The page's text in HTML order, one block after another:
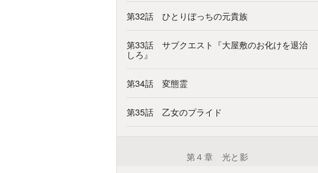
第32話 ひとりぼっちの元貴族
第33話 サブクエスト『大屋敷のお化けを退治
しろ』
第34話 変態霊
第35話 乙女のプライド
第４章 光と影